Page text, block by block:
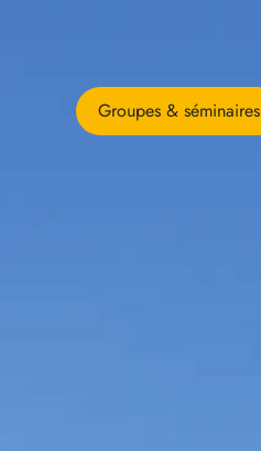
Groupes & séminaires